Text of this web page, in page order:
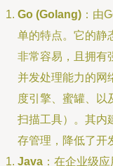
Go (Golang) ：由
单的特点。它的静
非常容易，且拥有
并发处理能力的网
度引擎、蜜罐、以
扫描工具）。其内
存管理，降低了开
Java ：在企业级